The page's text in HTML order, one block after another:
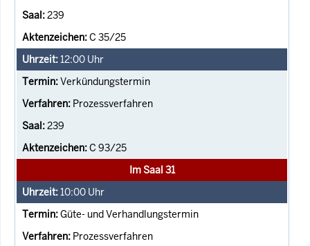
239
C 35/25
12:00 Uhr
Verkündungstermin
Prozessverfahren
239
C 93/25
Im Saal 31
10:00 Uhr
Güte- und Verhandlungstermin
Prozessverfahren